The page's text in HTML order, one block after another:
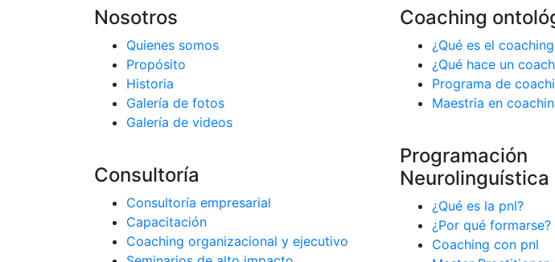
Nosotros
Quienes somos
Propósito
Historia
Galería de fotos
Galería de videos
Consultoría
Consultoría empresarial
Capacitación
Coaching organizacional y ejecutivo
Coaching
¿Qué es el
¿Qué hace un
Programa de
Maestria en
Programación
Neurolinguística
¿Qué es la pnl?
¿Por qué formarse?
Coaching con pnl